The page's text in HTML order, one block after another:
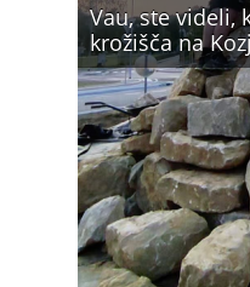
Vau, ste videli,
krožišča na